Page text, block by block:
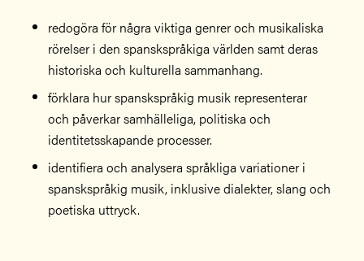
redogöra för några viktiga genrer och musikaliska
rörelser i den spanskspråkiga världen samt deras
historiska och kulturella sammanhang.
förklara hur spanskspråkig musik representerar
och påverkar samhälleliga, politiska och
identitetsskapande processer.
identifiera och analysera språkliga variationer i
spanskspråkig musik, inklusive dialekter, slang och
poetiska uttryck.